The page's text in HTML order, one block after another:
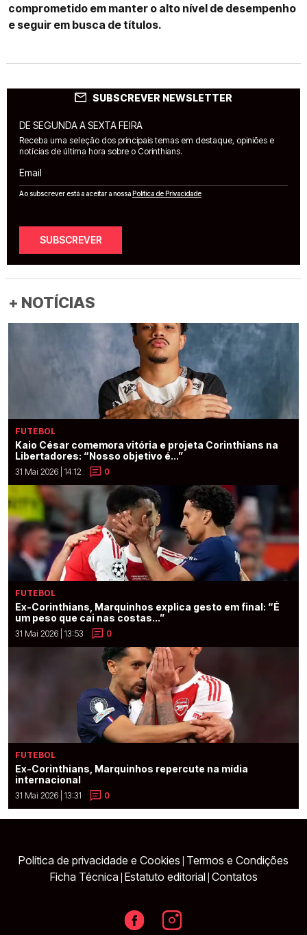
comprometido em manter o alto nível de desempenho
e seguir em busca de títulos.
SUBSCREVER NEWSLETTER
DE SEGUNDA A SEXTA FEIRA
Receba uma seleção dos principais temas em destaque, opiniões e
notícias de última hora sobre o Corinthians.
Email
Ao subscrever está a aceitar a nossaPolítica de Privacidade
SUBSCREVER
+ NOTÍCIAS
FUTEBOL
Kaio César comemora vitória e projeta Corinthians na
Libertadores: “Nosso objetivo é...”
31 Mai 2026 | 14:12 0
FUTEBOL
Ex-Corinthians, Marquinhos explica gesto em final: “É
um peso que cai nas costas...”
31 Mai 2026 | 13:53 0
FUTEBOL
Ex-Corinthians, Marquinhos repercute na mídia
internacional
31 Mai 2026 | 13:31 0
Política de privacidade e Cookies Termos e Condições
Ficha Técnica Estatuto editorial Contatos